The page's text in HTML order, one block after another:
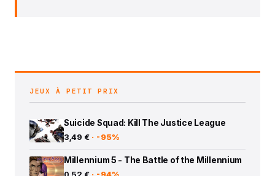
JEUX À PETIT PRIX
Suicide Squad: Kill The Justice League
3,49 € · -95%
Millennium 5 - The Battle of the Millennium
0,52 € · -94%